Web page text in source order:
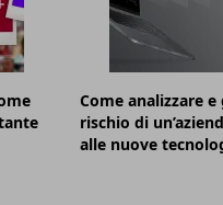
Come analizzare
rischio di
alle nuove